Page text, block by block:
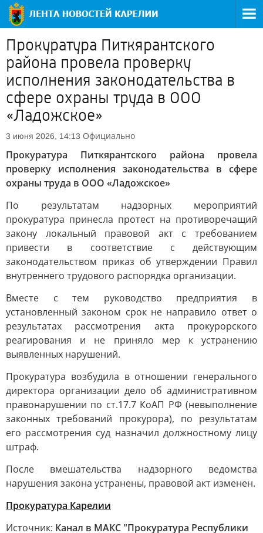
Прокуратура Питкярантского
района провела проверку
исполнения законодательства в
сфере охраны труда в ООО
«Ладожское»
3 июня 2026, 14:13 Официально
Прокуратура Питкярантского района провела
проверку исполнения законодательства в сфере
охраны труда в ООО «Ладожское»
По результатам надзорных мероприятий
прокуратура принесла протест на противоречащий
закону локальный правовой акт с требованием
привести в соответствие с действующим
законодательством приказ об утверждении Правил
внутреннего трудового распорядка организации.
Вместе с тем руководство предприятия в
установленный законом срок не направило ответ о
результатах рассмотрения акта прокурорского
реагирования и не приняло мер к устранению
выявленных нарушений.
Прокуратура возбудила в отношении генерального
директора организации дело об административном
правонарушении по ст.17.7 КоАП РФ (невыполнение
законных требований прокурора), по результатам
его рассмотрения суд назначил должностному лицу
штраф.
После вмешательства надзорного ведомства
нарушения закона устранены, правовой акт изменен.
Прокуратура Карелии
Источник: Канал в МАКС "Прокуратура Республики